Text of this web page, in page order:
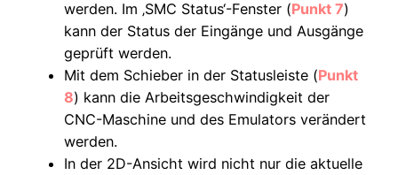
werden. Im ‚SMC Status‘-Fenster (Punkt 7)
kann der Status der Eingänge und Ausgänge
geprüft werden.
Mit dem Schieber in der Statusleiste (Punkt
8) kann die Arbeitsgeschwindigkeit der
CNC-Maschine und des Emulators verändert
werden.
In der 2D-Ansicht wird nicht nur die aktuelle